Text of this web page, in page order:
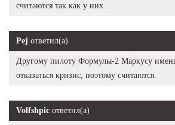
считаются так как у них.
Pej ответил(а)
Другому пилоту Формулы-2 Маркусу
отказаться кризис, поэтому считаются.
Volfshpic ответил(а)